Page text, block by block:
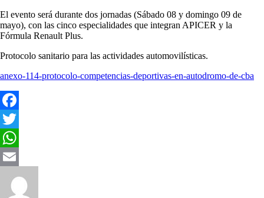
El evento será durante dos jornadas (Sábado 08 y domingo 09 de
mayo), con las cinco especialidades que integran APICER y la
Fórmula Renault Plus.
Protocolo sanitario para las actividades automovilísticas.
anexo-114-protocolo-competencias-deportivas-en-autodromo-de-cba
Facebook
Twitter
WhatsApp
Email